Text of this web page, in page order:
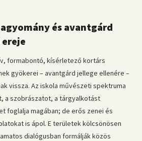
és avantgárd
formabontó, kísérletező kortárs
gyökerei – avantgárd jellege ellenére –
vissza. Az iskola művészeti spektruma
a szobrászatot, a tárgyalkotást
foglalja magában; de erős zenei és
is ápol. E területek kölcsönösen
dialógusban formálják közös